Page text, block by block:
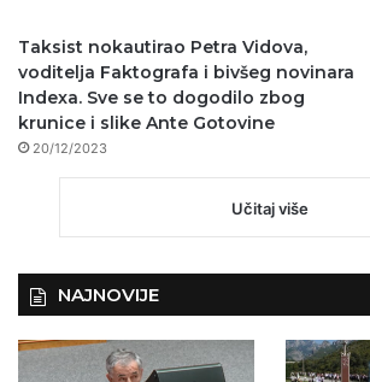
Taksist nokautirao Petra Vidova,
voditelja Faktografa i bivšeg novinara
Indexa. Sve se to dogodilo zbog
krunice i slike Ante Gotovine
20/12/2023
Učitaj više
NAJNOVIJE